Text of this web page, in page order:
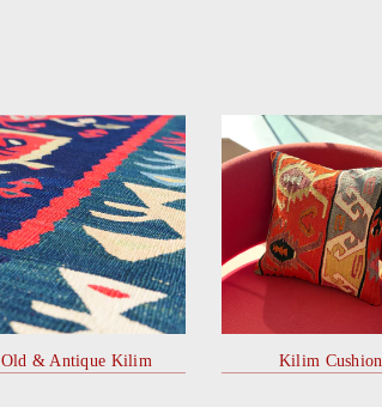
Old & Antique Kilim Kilim Cushion